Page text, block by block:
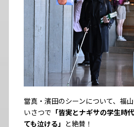
當真・濱田のシーンについて、福
いさつで 「皆実とナギサの学生時
ても泣ける」 と絶賛！